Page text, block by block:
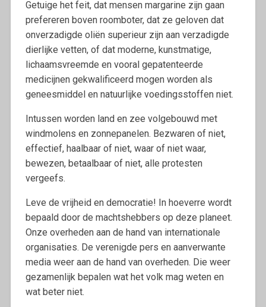
Getuige het feit, dat mensen margarine zijn gaan
prefereren boven roomboter, dat ze geloven dat
onverzadigde oliën superieur zijn aan verzadigde
dierlijke vetten, of dat moderne, kunstmatige,
lichaamsvreemde en vooral gepatenteerde
medicijnen gekwalificeerd mogen worden als
geneesmiddel en natuurlijke voedingsstoffen niet.
Intussen worden land en zee volgebouwd met
windmolens en zonnepanelen. Bezwaren of niet,
effectief, haalbaar of niet, waar of niet waar,
bewezen, betaalbaar of niet, alle protesten
vergeefs.
Leve de vrijheid en democratie! In hoeverre wordt
bepaald door de machtshebbers op deze planeet.
Onze overheden aan de hand van internationale
organisaties. De verenigde pers en aanverwante
media weer aan de hand van overheden. Die weer
gezamenlijk bepalen wat het volk mag weten en
wat beter niet.